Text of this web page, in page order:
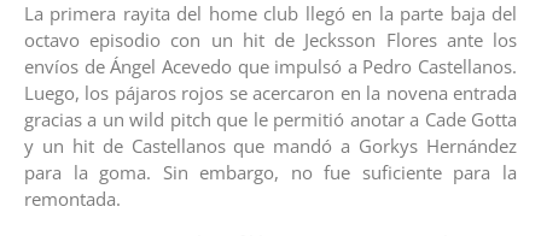
La primera rayita del home club llegó en la parte baja del
octavo episodio con un hit de Jecksson Flores ante los
envíos de Ángel Acevedo que impulsó a Pedro Castellanos.
Luego, los pájaros rojos se acercaron en la novena entrada
gracias a un wild pitch que le permitió anotar a Cade Gotta
y un hit de Castellanos que mandó a Gorkys Hernández
para la goma. Sin embargo, no fue suficiente para la
remontada.